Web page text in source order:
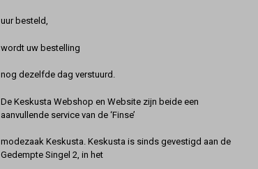
uur besteld,
wordt uw bestelling
nog dezelfde dag verstuurd.
De Keskusta Webshop en Website zijn beide een
aanvullende service van de ‘Finse’
modezaak Keskusta. Keskusta is sinds gevestigd aan de
Gedempte Singel 2, in het